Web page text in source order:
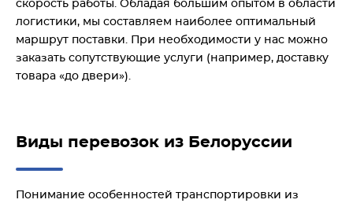
скорость работы. Обладая большим опытом в области
логистики, мы составляем наиболее оптимальный
маршрут поставки. При необходимости у нас можно
заказать сопутствующие услуги (например, доставку
товара «до двери»).
Виды перевозок из Белоруссии
Понимание особенностей транспортировки из